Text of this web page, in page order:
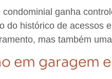
condominial ganha
do histórico de acessos
, mas também uma
em garagem